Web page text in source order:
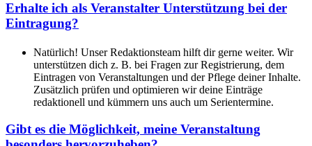
Erhalte ich als Veranstalter Unterstützung bei der
Eintragung?
Natürlich! Unser Redaktionsteam hilft dir gerne weiter. Wir
unterstützen dich z. B. bei Fragen zur Registrierung, dem
Eintragen von Veranstaltungen und der Pflege deiner Inhalte.
Zusätzlich prüfen und optimieren wir deine Einträge
redaktionell und kümmern uns auch um Serientermine.
Gibt es die Möglichkeit, meine Veranstaltung